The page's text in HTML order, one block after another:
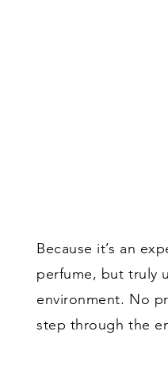
Because it’s an
perfume, but truly
environment. No
step through the